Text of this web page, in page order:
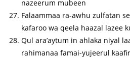
nazeerum mubeen
Falaammaa ra-awhu zulfatan
kafaroo wa qeela haazal lazee
Qul ara’aytum in ahlaka niyal
rahimanaa famai-yujeerul